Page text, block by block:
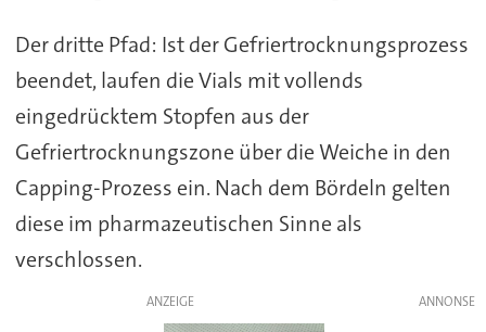
Der dritte Pfad: Ist der Gefriertrocknungsprozess
beendet, laufen die Vials mit vollends
eingedrücktem Stopfen aus der
Gefriertrocknungszone über die Weiche in den
Capping-Prozess ein. Nach dem Bördeln gelten
diese im pharmazeutischen Sinne als
verschlossen.
ANZEIGE